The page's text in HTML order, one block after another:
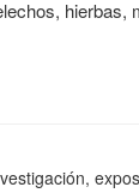
hierbas,